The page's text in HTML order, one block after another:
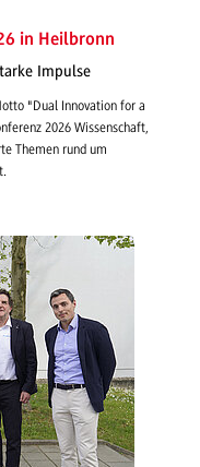
in Heilbronn
Impulse
"Dual Innovation for a
2026 Wissenschaft,
Themen rund um